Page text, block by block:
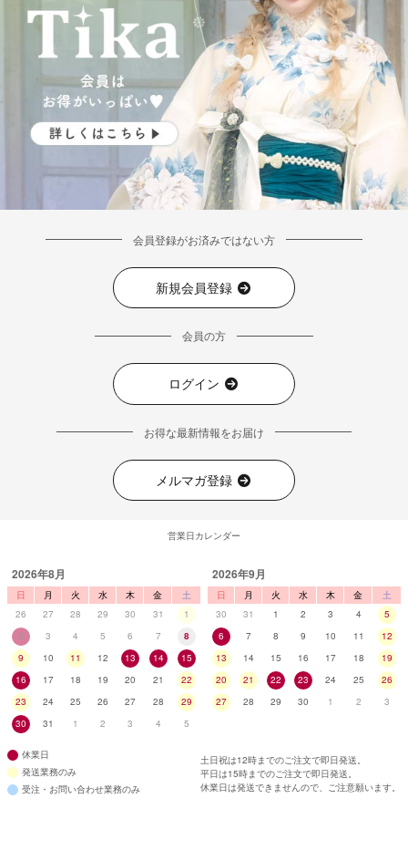
会員登録がお済みではない方
新規会員登録
会員の方
ログイン
お得な最新情報をお届け
メルマガ登録
営業日カレンダー
2026年8月
日 月 火 水 木 金
土
26
27 28 29 30 31
1
2
3 4 5 6 7
8
9
10 11 12 13 14
15
16
17 18 19 20 21
22
23
24 25 26 27 28
29
30
31 1 2 3 4 5
2026年9月
日 月 火 水 木 金
土
30
31 1 2 3 4
5
6
7 8 9 10 11
12
13
14 15 16 17 18
19
20
21 22 23 24 25
26
27
28 29 30 1 2 3
休業日
発送業務のみ
受注・お問い合わせ業務のみ
土日祝は12時までのご注文で即日発送。
平日は15時までのご注文で即日発送。
休業日は発送できませんので、ご注意願います。